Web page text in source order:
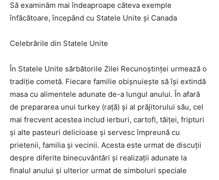
Să examinăm mai îndeaproape câteva exemple
înfăcătoare, începând cu Statele Unite și Canada
Celebrările din Statele Unite
În Statele Unite sărbătorile Zilei Recunoștinței urmează o
tradiție cometă. Fiecare familie obișnuiește să își extindă
masa cu alimentele adunate de-a lungul anului. În afară
de prepararea unui turkey (rață) și al prăjitorului său, cel
mai frecvent acestea includ ierburi, cartofi, tăiței, fripturi
și alte pasteuri delicioase și servesc împreună cu
prietenii, familia și vecinii. Acesta este urmat de discuții
despre diferite binecuvântări și realizații adunate la
finalul anului și ulterior urmat de simboluri speciale